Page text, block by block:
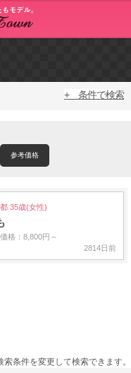
+ 条件で検索
参考価格
35歳(女性)
格：8,800円～
2814日前
索条件を変更して検索できます。